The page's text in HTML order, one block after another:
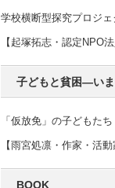
学校横断型探究プロジェ
【起塚拓志・認定
子どもと貧困―い
「仮放免」の子どもたち
【雨宮処凛・作家・活
BOOK